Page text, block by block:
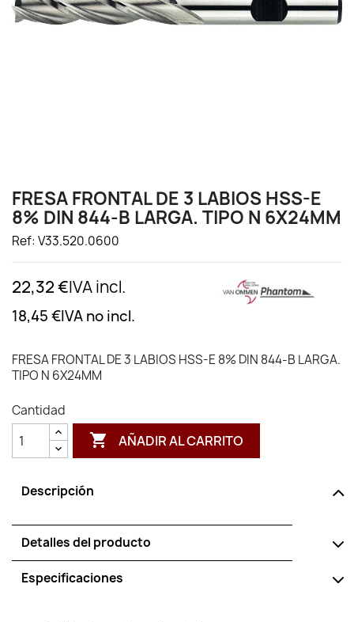
FRESA FRONTAL DE 3 LABIOS HSS-E
8% DIN 844-B LARGA. TIPO N 6X24MM
Ref: V33.520.0600
22,32 €IVA incl.
18,45 €IVA no incl.
FRESA FRONTAL DE 3 LABIOS HSS-E 8% DIN 844-B LARGA.
TIPO N 6X24MM
Cantidad
 AÑADIR AL CARRITO
Descripción
Detalles del producto
Especificaciones